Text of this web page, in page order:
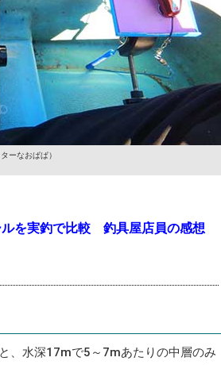
ーなおぱぱ）
を実釣で比較 釣具屋店員の感想
、水深17mで5～7mあたりの中層のみ